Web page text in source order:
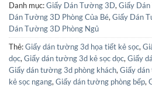
Danh mục:Giấy Dán Tường 3D, Giấy
Dán Tường 3D Phòng Của Bé, Giấy Dán
Dán Tường 3D Phòng Ngủ
Thẻ:Giấy dán tường 3d họa tiết kẻ sọc,
dọc, Giấy dán tường 3d kẻ sọc dọc, Giấy
Giấy dán tường 3d phòng khách, Giấy
kẻ sọc ngang, Giấy dán tường phòng bếp,